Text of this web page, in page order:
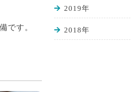
です。
2019年
2018年